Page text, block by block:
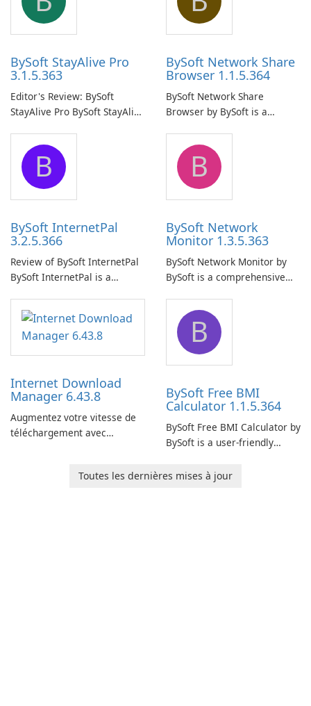
BySoft StayAlive Pro
3.1.5.363
Editor's Review: BySoft
StayAlive Pro BySoft StayAlive
application designed to
ensure the continuous and
uninterrupted operation of
your computer system.
BySoft Network Share
Browser 1.1.5.364
BySoft Network Share
Browser by BySoft is a
application that allows users
to easily browse and manage
shared folders on their
network.
B
BySoft InternetPal
3.2.5.366
Review of BySoft InternetPal
BySoft InternetPal is a
application designed to
monitor your internet
connection and provide real-
time insights into its
B
BySoft Network
Monitor 1.3.5.363
BySoft Network Monitor by
BySoft is a comprehensive
designed to help businesses
effectively manage their
network infrastructure.
Internet Download
Manager 6.43.8
Augmentez votre vitesse de
téléchargement avec
B
BySoft Free BMI
Calculator 1.1.5.364
BySoft Free BMI Calculator by
BySoft is a user-friendly
designed to help you
Toutes les dernières mises à jour